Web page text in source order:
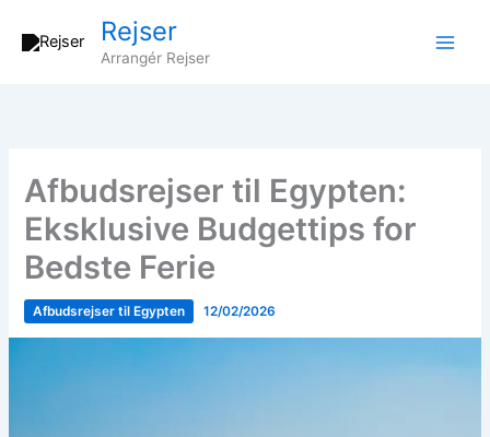
Rejser
Arrangér Rejser
Afbudsrejser til Egypten:
Eksklusive Budgettips for
Bedste Ferie
Afbudsrejser til Egypten 12/02/2026